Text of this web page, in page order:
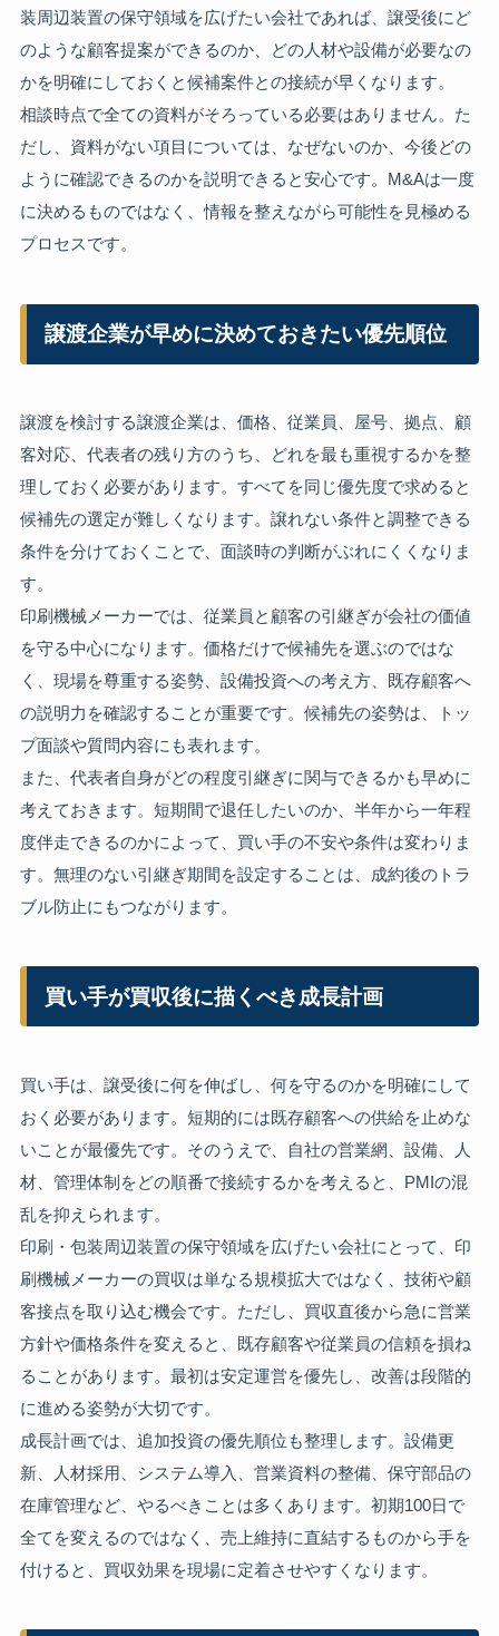
装周辺装置の保守領域を広げたい会社であれば、譲受後にど
のような顧客提案ができるのか、どの人材や設備が必要なの
かを明確にしておくと候補案件との接続が早くなります。
相談時点で全ての資料がそろっている必要はありません。た
だし、資料がない項目については、なぜないのか、今後どの
ように確認できるのかを説明できると安心です。M&Aは一度
に決めるものではなく、情報を整えながら可能性を見極める
プロセスです。
譲渡企業が早めに決めておきたい優先順位
譲渡を検討する譲渡企業は、価格、従業員、屋号、拠点、顧
客対応、代表者の残り方のうち、どれを最も重視するかを整
理しておく必要があります。すべてを同じ優先度で求めると
候補先の選定が難しくなります。譲れない条件と調整できる
条件を分けておくことで、面談時の判断がぶれにくくなりま
す。
印刷機械メーカーでは、従業員と顧客の引継ぎが会社の価値
を守る中心になります。価格だけで候補先を選ぶのではな
く、現場を尊重する姿勢、設備投資への考え方、既存顧客へ
の説明力を確認することが重要です。候補先の姿勢は、トッ
プ面談や質問内容にも表れます。
また、代表者自身がどの程度引継ぎに関与できるかも早めに
考えておきます。短期間で退任したいのか、半年から一年程
度伴走できるのかによって、買い手の不安や条件は変わりま
す。無理のない引継ぎ期間を設定することは、成約後のトラ
ブル防止にもつながります。
買い手が買収後に描くべき成長計画
買い手は、譲受後に何を伸ばし、何を守るのかを明確にして
おく必要があります。短期的には既存顧客への供給を止めな
いことが最優先です。そのうえで、自社の営業網、設備、人
材、管理体制をどの順番で接続するかを考えると、PMIの混
乱を抑えられます。
印刷・包装周辺装置の保守領域を広げたい会社にとって、印
刷機械メーカーの買収は単なる規模拡大ではなく、技術や顧
客接点を取り込む機会です。ただし、買収直後から急に営業
方針や価格条件を変えると、既存顧客や従業員の信頼を損ね
ることがあります。最初は安定運営を優先し、改善は段階的
に進める姿勢が大切です。
成長計画では、追加投資の優先順位も整理します。設備更
新、人材採用、システム導入、営業資料の整備、保守部品の
在庫管理など、やるべきことは多くあります。初期100日で
全てを変えるのではなく、売上維持に直結するものから手を
付けると、買収効果を現場に定着させやすくなります。